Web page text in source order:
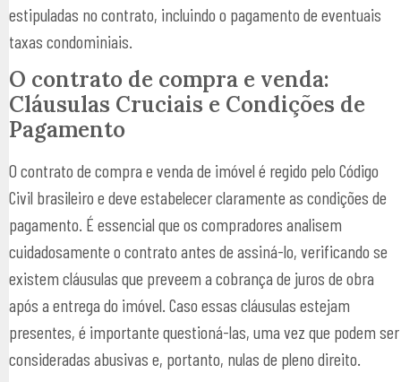
estipuladas no contrato, incluindo o pagamento de eventuais
taxas condominiais.
O contrato de compra e venda:
Cláusulas Cruciais e Condições de
Pagamento
O contrato de compra e venda de imóvel é regido pelo Código
Civil brasileiro e deve estabelecer claramente as condições de
pagamento. É essencial que os compradores analisem
cuidadosamente o contrato antes de assiná-lo, verificando se
existem cláusulas que preveem a cobrança de juros de obra
após a entrega do imóvel. Caso essas cláusulas estejam
presentes, é importante questioná-las, uma vez que podem ser
consideradas abusivas e, portanto, nulas de pleno direito.